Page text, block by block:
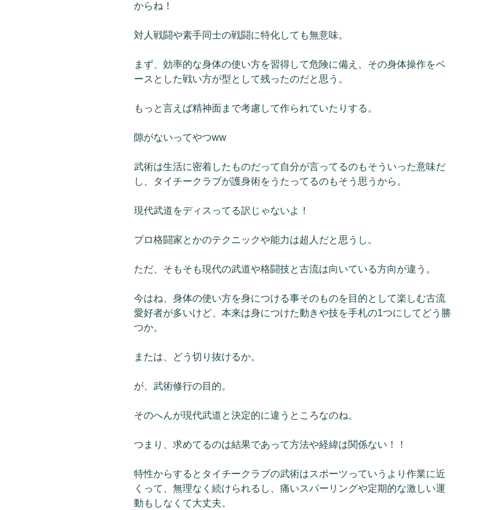
からね！
対人戦闘や素手同士の戦闘に特化しても無意味。
まず、効率的な身体の使い方を習得して危険に備え、その身体操作をベ
ースとした戦い方が型として残ったのだと思う。
もっと言えば精神面まで考慮して作られていたりする。
隙がないってやつww
武術は生活に密着したものだって自分が言ってるのもそういった意味だ
し、タイチークラブが護身術をうたってるのもそう思うから。
現代武道をディスってる訳じゃないよ！
プロ格闘家とかのテクニックや能力は超人だと思うし。
ただ、そもそも現代の武道や格闘技と古流は向いている方向が違う。
今はね、身体の使い方を身につける事そのものを目的として楽しむ古流
愛好者が多いけど、本来は身につけた動きや技を手札の1つにしてどう勝
つか。
または、どう切り抜けるか。
が、武術修行の目的。
そのへんが現代武道と決定的に違うところなのね。
つまり、求めてるのは結果であって方法や経緯は関係ない！！
特性からするとタイチークラブの武術はスポーツっていうより作業に近
くって、無理なく続けられるし、痛いスパーリングや定期的な激しい運
動もしなくて大丈夫。